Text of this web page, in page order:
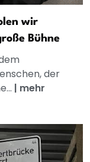
wir
Bühne
der
| mehr